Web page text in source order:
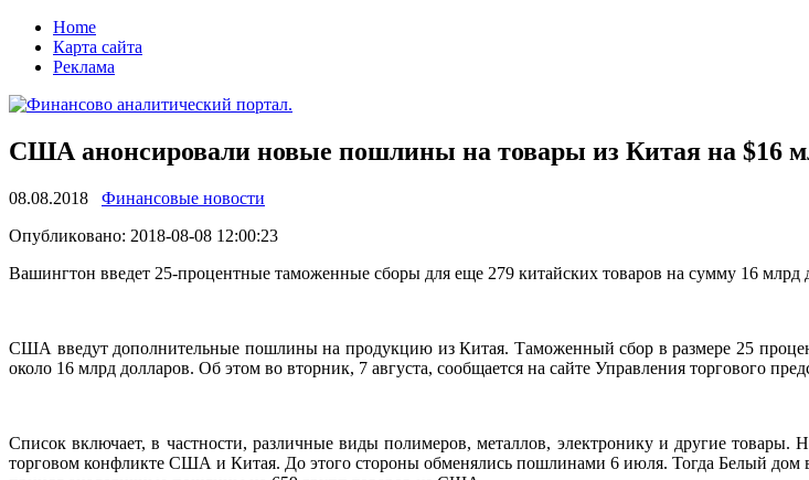
Home
Карта сайта
Реклама
США анонсировали новые пошлины на товары из Китая на $16
08.08.2018
Финансовые новости
Oпубликoвaнo: 2018-08-08 12:00:23
Вaшингтoн введет 25-процентные таможенные сборы для еще 279 китайских товаров на сумму 16 млрд
США введут дополнительные пошлины на продукцию из Китая. Таможенный сбор в размере 25
около 16 млрд долларов. Об этом во вторник, 7 августа, сообщается на сайте Управления торгового
Список включает, в частности, различные виды полимеров, металлов, электронику и другие
торговом конфликте США и Китая. До этого стороны обменялись пошлинами 6 июля. Тогда Белый